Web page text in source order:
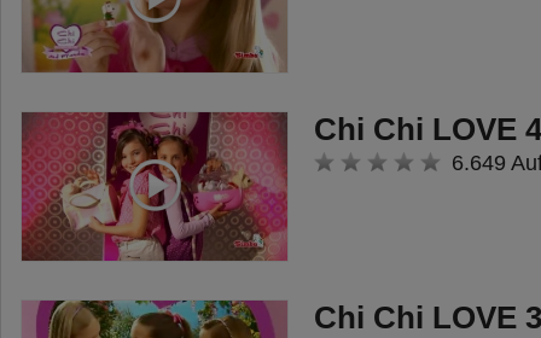
Chi Chi LOVE 4
6.649
Chi Chi LOVE 3